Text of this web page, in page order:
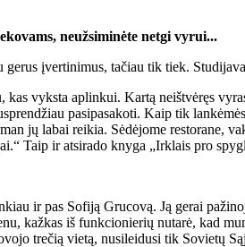
neužsiminėte netgi vyrui...
įvertinimus, tačiau tik tiek.
vyksta aplinkui. Kartą neištvėręs
pasipasakoti. Kaip tik
jų labai reikia. Sėdėjome restorane,
Taip ir atsirado knyga „Irklais pro
ir pas Sofiją Grucovą. Ją gerai
kažkas iš funkcionierių nutarė, kad
trečią vietą, nusileidusi tik Sovietų